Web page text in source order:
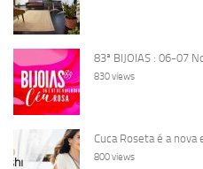
83ª BIJOIAS : 06-07
830 views
Cuca Roseta é a nova
800 views